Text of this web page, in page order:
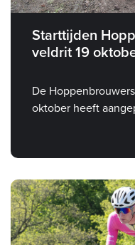
Starttijden
veldrit 19
De
oktober heeft